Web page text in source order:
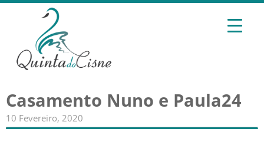
Casamento Nuno e Paula24
10 Fevereiro, 2020